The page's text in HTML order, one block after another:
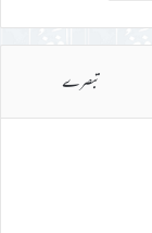
تبصرے